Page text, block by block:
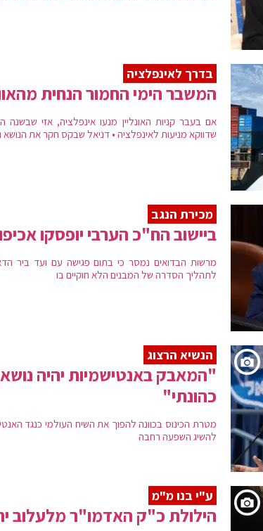
בדרך לאינפלציה
המשבר הימי החמור הנחית
אם בעבר קניות האונליין מנעו אינפלציה, אזי
שדווקא מניעות לאינפלציה • דניאל שבקס חקר את הנושא
מכירת הנגב
ביישוב הח"כ הערבי יופסקו
מרשות הבדואים נמסר כי בתום פגישה עם ועד ביר
לתהליך הסדרה של המבנים הלא חוקיים בו
הנשיא הרצוג
"המאבק באנטישמיות יהיה
כהונתי"
מטרת הכינוס בכוונה להפוך את השיח העולמי כנגד
להשיג השפעה רחבה
ע"י בנו מ"מ
הילולת כ"ק האדמו"ר מלעלוב